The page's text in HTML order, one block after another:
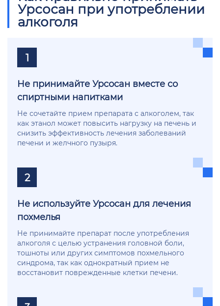
Урсосан при употреблении
алкоголя
1
Не принимайте Урсосан вместе со
спиртными напитками
Не сочетайте прием препарата с алкоголем, так
как этанол может повысить нагрузку на печень и
снизить эффективность лечения заболеваний
печени и желчного пузыря.
2
Не используйте Урсосан для лечения
похмелья
Не принимайте препарат после употребления
алкоголя с целью устранения головной боли,
тошноты или других симптомов похмельного
синдрома, так как однократный прием не
восстановит поврежденные клетки печени.